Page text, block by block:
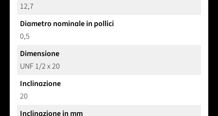
12,7
Diametro nominale in pollici
0,5
Dimensione
UNF 1/2 x 20
Inclinazione
20
Inclinazione in mm